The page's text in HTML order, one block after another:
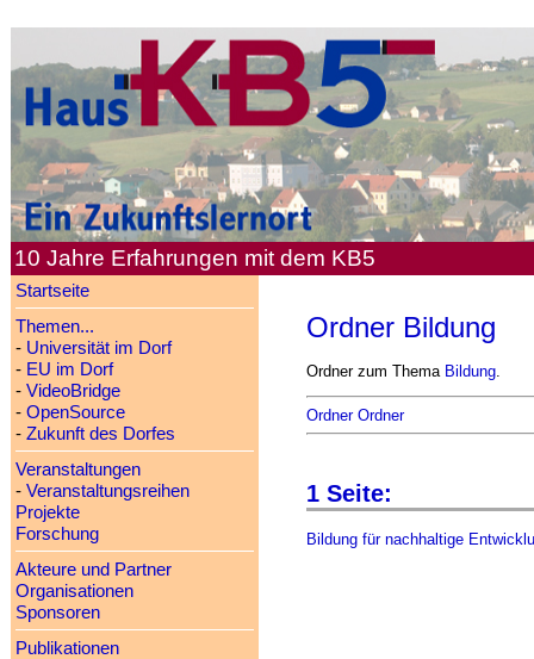
10 Jahre Erfahrungen mit dem KB5
Startseite
Themen...
- Universität im Dorf
- EU im Dorf
- VideoBridge
- OpenSource
- Zukunft des Dorfes
Veranstaltungen
- Veranstaltungsreihen
Projekte
Forschung
Akteure und Partner
Organisationen
Sponsoren
Publikationen
Ordner Bildung
Ordner zum Thema Bildung.
Ordner Ordner
1 Seite:
Bildung für nachhaltige